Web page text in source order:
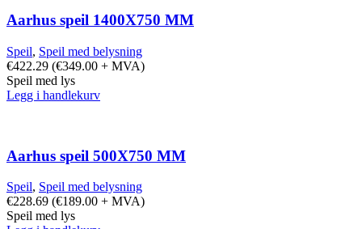
Aarhus speil 1400X750 MM
Speil, Speil med belysning
€422.29 (€349.00 + MVA)
Speil med lys
Legg i handlekurv
Aarhus speil 500X750 MM
Speil, Speil med belysning
€228.69 (€189.00 + MVA)
Speil med lys